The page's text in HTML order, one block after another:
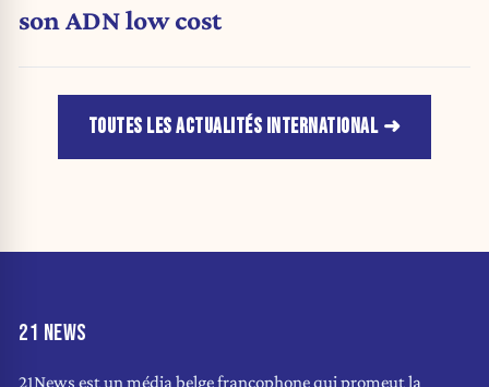
son ADN low cost
TOUTES LES ACTUALITÉS INTERNATIONAL
21 NEWS
21News est un média belge francophone qui promeut la